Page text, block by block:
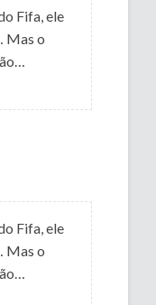
Fifa, ele
Mas o
Fifa, ele
Mas o